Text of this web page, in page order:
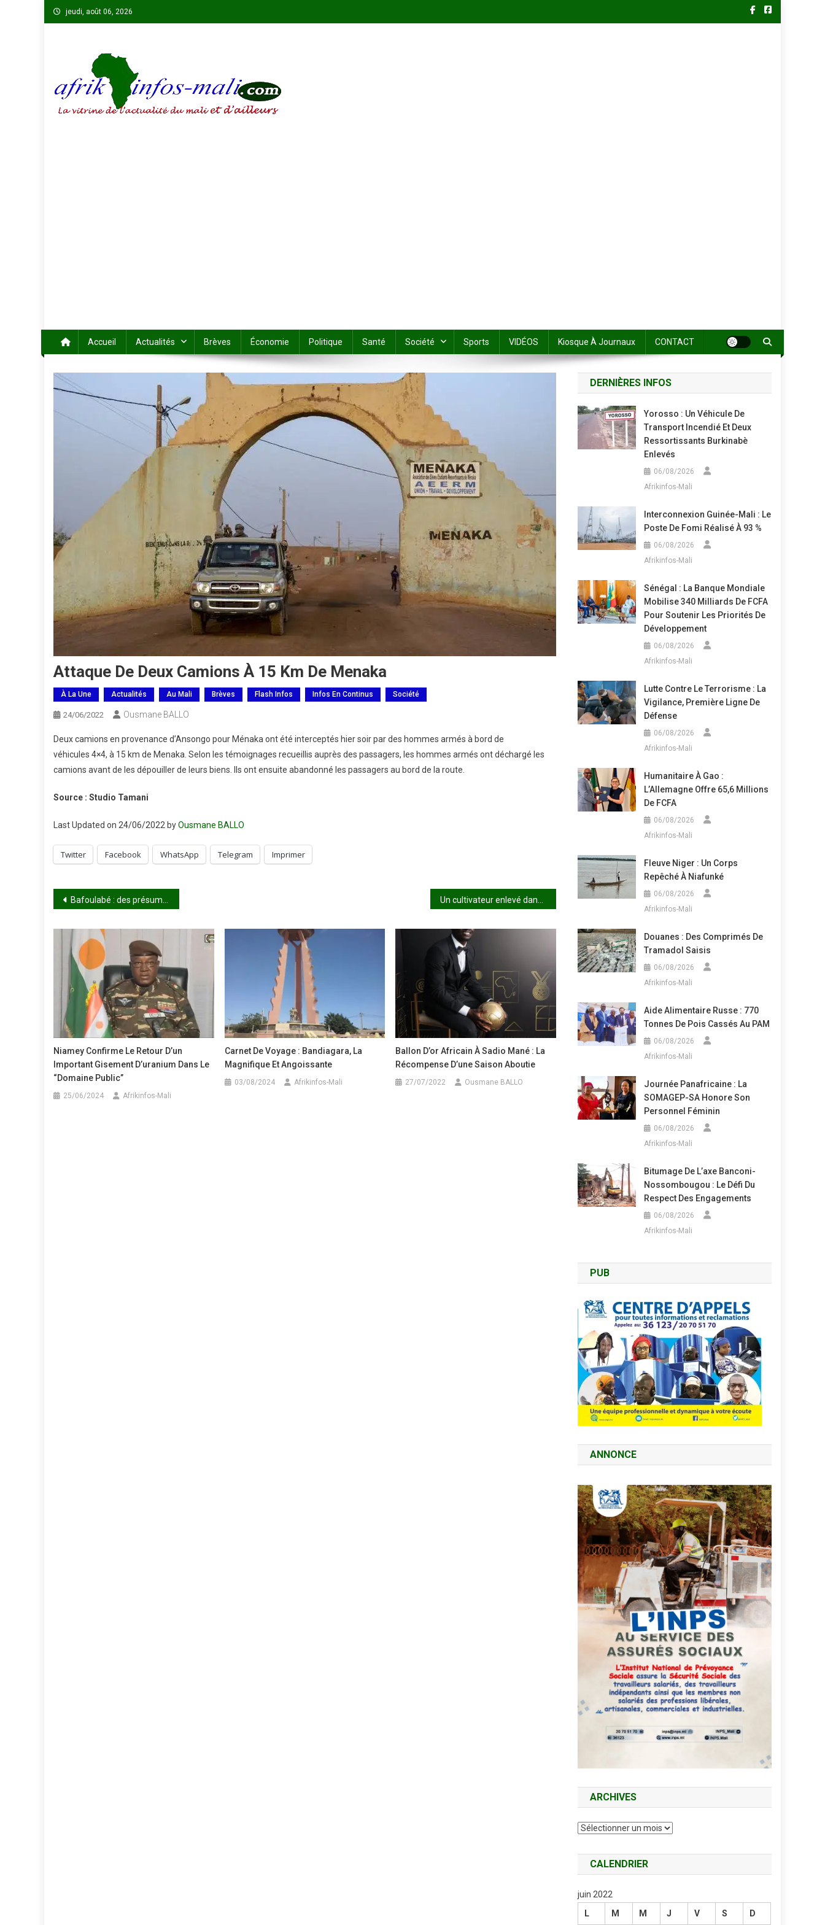
Skip
to
jeudi, août 06, 2026
Accueil Actualités Brèves Économie Politique Santé Société Sports VIDÉOS Kiosque À Journaux CONTACT
Attaque De Deux Camions À 15 Km De Menaka
À La Une Actualités Au Mali Brèves Flash Infos Infos En Continus Société
24/06/2022 Ousmane BALLO
Deux camions en provenance d’Ansongo pour Ménaka ont été interceptés hier soir par des hommes armés à bord de
véhicules 4×4, à 15 km de Menaka. Selon les témoignages recueillis auprès des passagers, les hommes armés ont déchargé les
camions avant de les dépouiller de leurs biens. Ils ont ensuite abandonné les passagers au bord de la route.
Source : Studio Tamani
Last Updated on 24/06/2022 byOusmane BALLO
Twitter Facebook WhatsApp Telegram Imprimer
Navigation
de
l’article
Bafoulabé : des présumés voleurs de bétail arrêtés
Niamey Confirme Le Retour D’un
Important Gisement D’uranium Dans Le
“domaine Public”
25/06/2024 Afrikinfos-Mali
Carnet De Voyage : Bandiagara, La
Magnifique Et Angoissante
03/08/2024 Afrikinfos-Mali
Ballon D’or Africain À Sadio Mané : La
Récompense D’une Saison Aboutie
27/07/2022 Ousmane BALLO
DERNIÈRES INFOS
Yorosso : Un Véhicule De
Transport Incendié Et Deux
Ressortissants Burkinabè
Enlevés
06/08/2026
Afrikinfos-Mali
Interconnexion Guinée-Mali : Le
Poste De Fomi Réalisé À 93 %
06/08/2026
Afrikinfos-Mali
Sénégal : La Banque Mondiale
Mobilise 340 Milliards De FCFA
Pour Soutenir Les Priorités De
Développement
06/08/2026
Afrikinfos-Mali
Lutte Contre Le Terrorisme : La
Vigilance, Première Ligne De
Défense
06/08/2026
Afrikinfos-Mali
Humanitaire À Gao :
L’Allemagne Offre 65,6 Millions
De FCFA
06/08/2026
Afrikinfos-Mali
Fleuve Niger : Un Corps
Repêché À Niafunké
06/08/2026
Afrikinfos-Mali
Douanes : Des Comprimés De
Tramadol Saisis
06/08/2026
Afrikinfos-Mali
Aide Alimentaire Russe : 770
Tonnes De Pois Cassés Au PAM
06/08/2026
Afrikinfos-Mali
Journée Panafricaine : La
SOMAGEP-SA Honore Son
Personnel Féminin
06/08/2026
Afrikinfos-Mali
Bitumage De L’axe Banconi-
Nossombougou : Le Défi Du
Respect Des Engagements
06/08/2026
Afrikinfos-Mali
PUB
ANNONCE
ARCHIVES
Archives
CALENDRIER
juin 2022
L
M M J V S D